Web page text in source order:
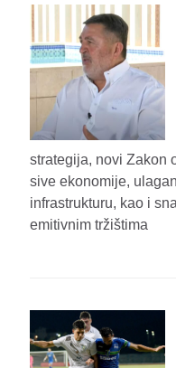
strategija, novi Zakon
sive ekonomije,
infrastrukturu, kao i
emitivnim tržištima